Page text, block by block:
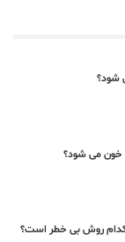
شود؟
خون می شود؟
کدام روش بی خطر است؟